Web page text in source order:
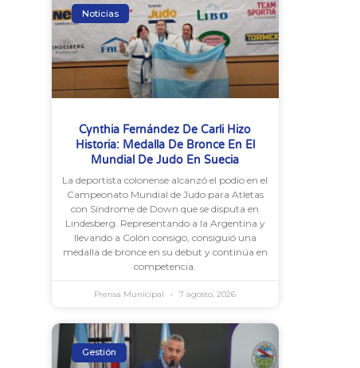
Noticias
Cynthia Fernández De Carli Hizo
Historia: Medalla De Bronce En El
Mundial De Judo En Suecia
La deportista colonense alcanzó el podio en el
Campeonato Mundial de Judo para Atletas
con Síndrome de Down que se disputa en
Lindesberg. Representando a la Argentina y
llevando a Colón consigo, consiguió una
medalla de bronce en su debut y continúa en
competencia.
Prensa Municipal 7 agosto, 2026
Gestión